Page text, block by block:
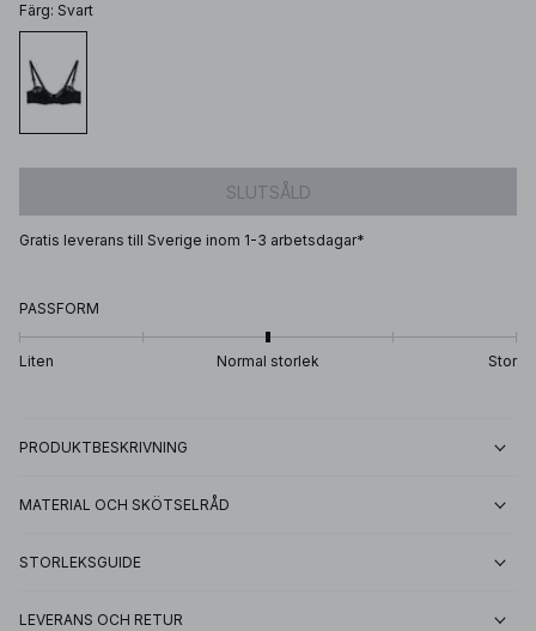
Färg: Svart
SLUTSÅLD
Gratis leverans till Sverige inom 1-3 arbetsdagar*
PASSFORM
Liten Normal storlek Stor
PRODUKTBESKRIVNING
MATERIAL OCH SKÖTSELRÅD
STORLEKSGUIDE
LEVERANS OCH RETUR